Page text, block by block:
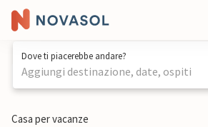
Dove ti piacerebbe andare?
Aggiungi destinazione, date, ospiti
1 / 19
Casa per vacanze